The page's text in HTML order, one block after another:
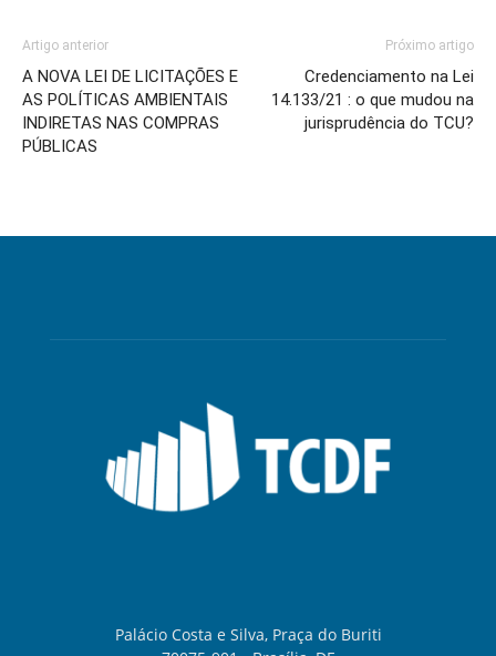
Artigo anterior
A NOVA LEI DE LICITAÇÕES E
AS POLÍTICAS AMBIENTAIS
INDIRETAS NAS COMPRAS
PÚBLICAS
Próximo artigo
Credenciamento na Lei
14.133/21 : o que mudou na
jurisprudência do TCU?
Palácio Costa e Silva, Praça do Buriti